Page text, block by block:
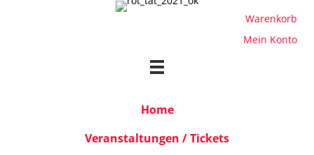
Warenkorb
Mein Konto
Home
Veranstaltungen / Tickets